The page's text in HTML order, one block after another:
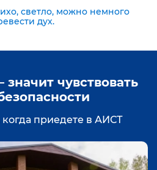
светло, можно немного
дух.
чувствовать
приедете в АИСТ